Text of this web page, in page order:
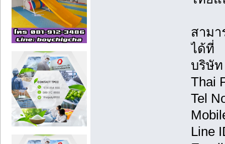
สาม
ได้ที่
บริษัท
Thai
Tel
Line